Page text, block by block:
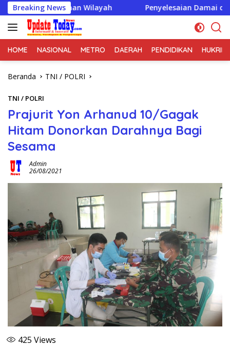
Langsung
ke
konten
Breaking News
Wilayah Penyelesaian Damai di Desa Cikupa
HOME NASIONAL METRO DAERAH PENDIDIKAN HUKRIM
Beranda TNI / POLRI
TNI / POLRI
Prajurit Yon Arhanud 10/Gagak
Hitam Donorkan Darahnya Bagi
Sesama
Admin
26/08/2021
425 Views